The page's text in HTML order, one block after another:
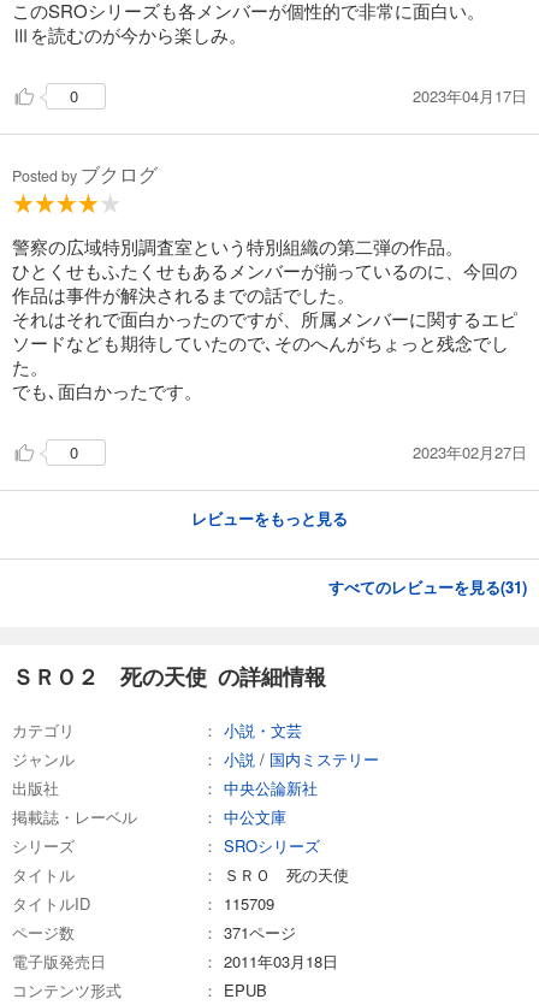
このSROシリーズも各メンバーが個性的で非常に面白い。
Ⅲを読むのが今から楽しみ。
0 2023年04月17日
Posted by ブクログ
警察の広域特別調査室という特別組織の第二弾の作品。
ひとくせもふたくせもあるメンバーが揃っているのに、今回の
作品は事件が解決されるまでの話でした。
それはそれで面白かったのですが、所属メンバーに関するエピ
ソードなども期待していたので､そのへんがちょっと残念でし
た。
でも､面白かったです。
0 2023年02月27日
レビューをもっと見る
すべてのレビューを見る(31)
ＳＲＯ２ 死の天使 の詳細情報
カテゴリ
小説・文芸
ジャンル
小説 / 国内ミステリー
出版社
中央公論新社
掲載誌・レーベル
中公文庫
シリーズ
SROシリーズ
タイトル
ＳＲＯ 死の天使
タイトルID
115709
ページ数
371ページ
電子版発売日
2011年03月18日
コンテンツ形式
EPUB